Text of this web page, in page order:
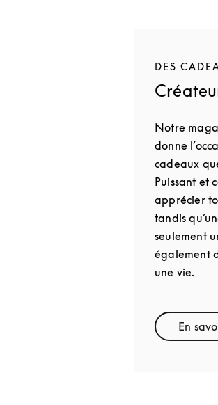
DES
Notre
donne
cadeaux
Puissant et
apprécier
tandis
seulement
également
une vie.
En